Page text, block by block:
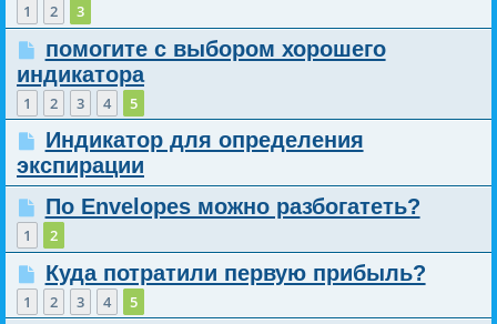
1 2 3
помогите с выбором хорошего
индикатора
1 2 3 4 5
Индикатор для определения
экспирации
По Envelopes можно разбогатеть?
1 2
Куда потратили первую прибыль?
1 2 3 4 5